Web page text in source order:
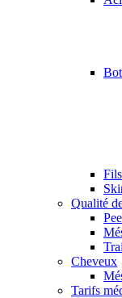
Qualité
Cheveux
Tarifs